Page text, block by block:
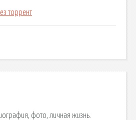
торрент
фото, личная жизнь.